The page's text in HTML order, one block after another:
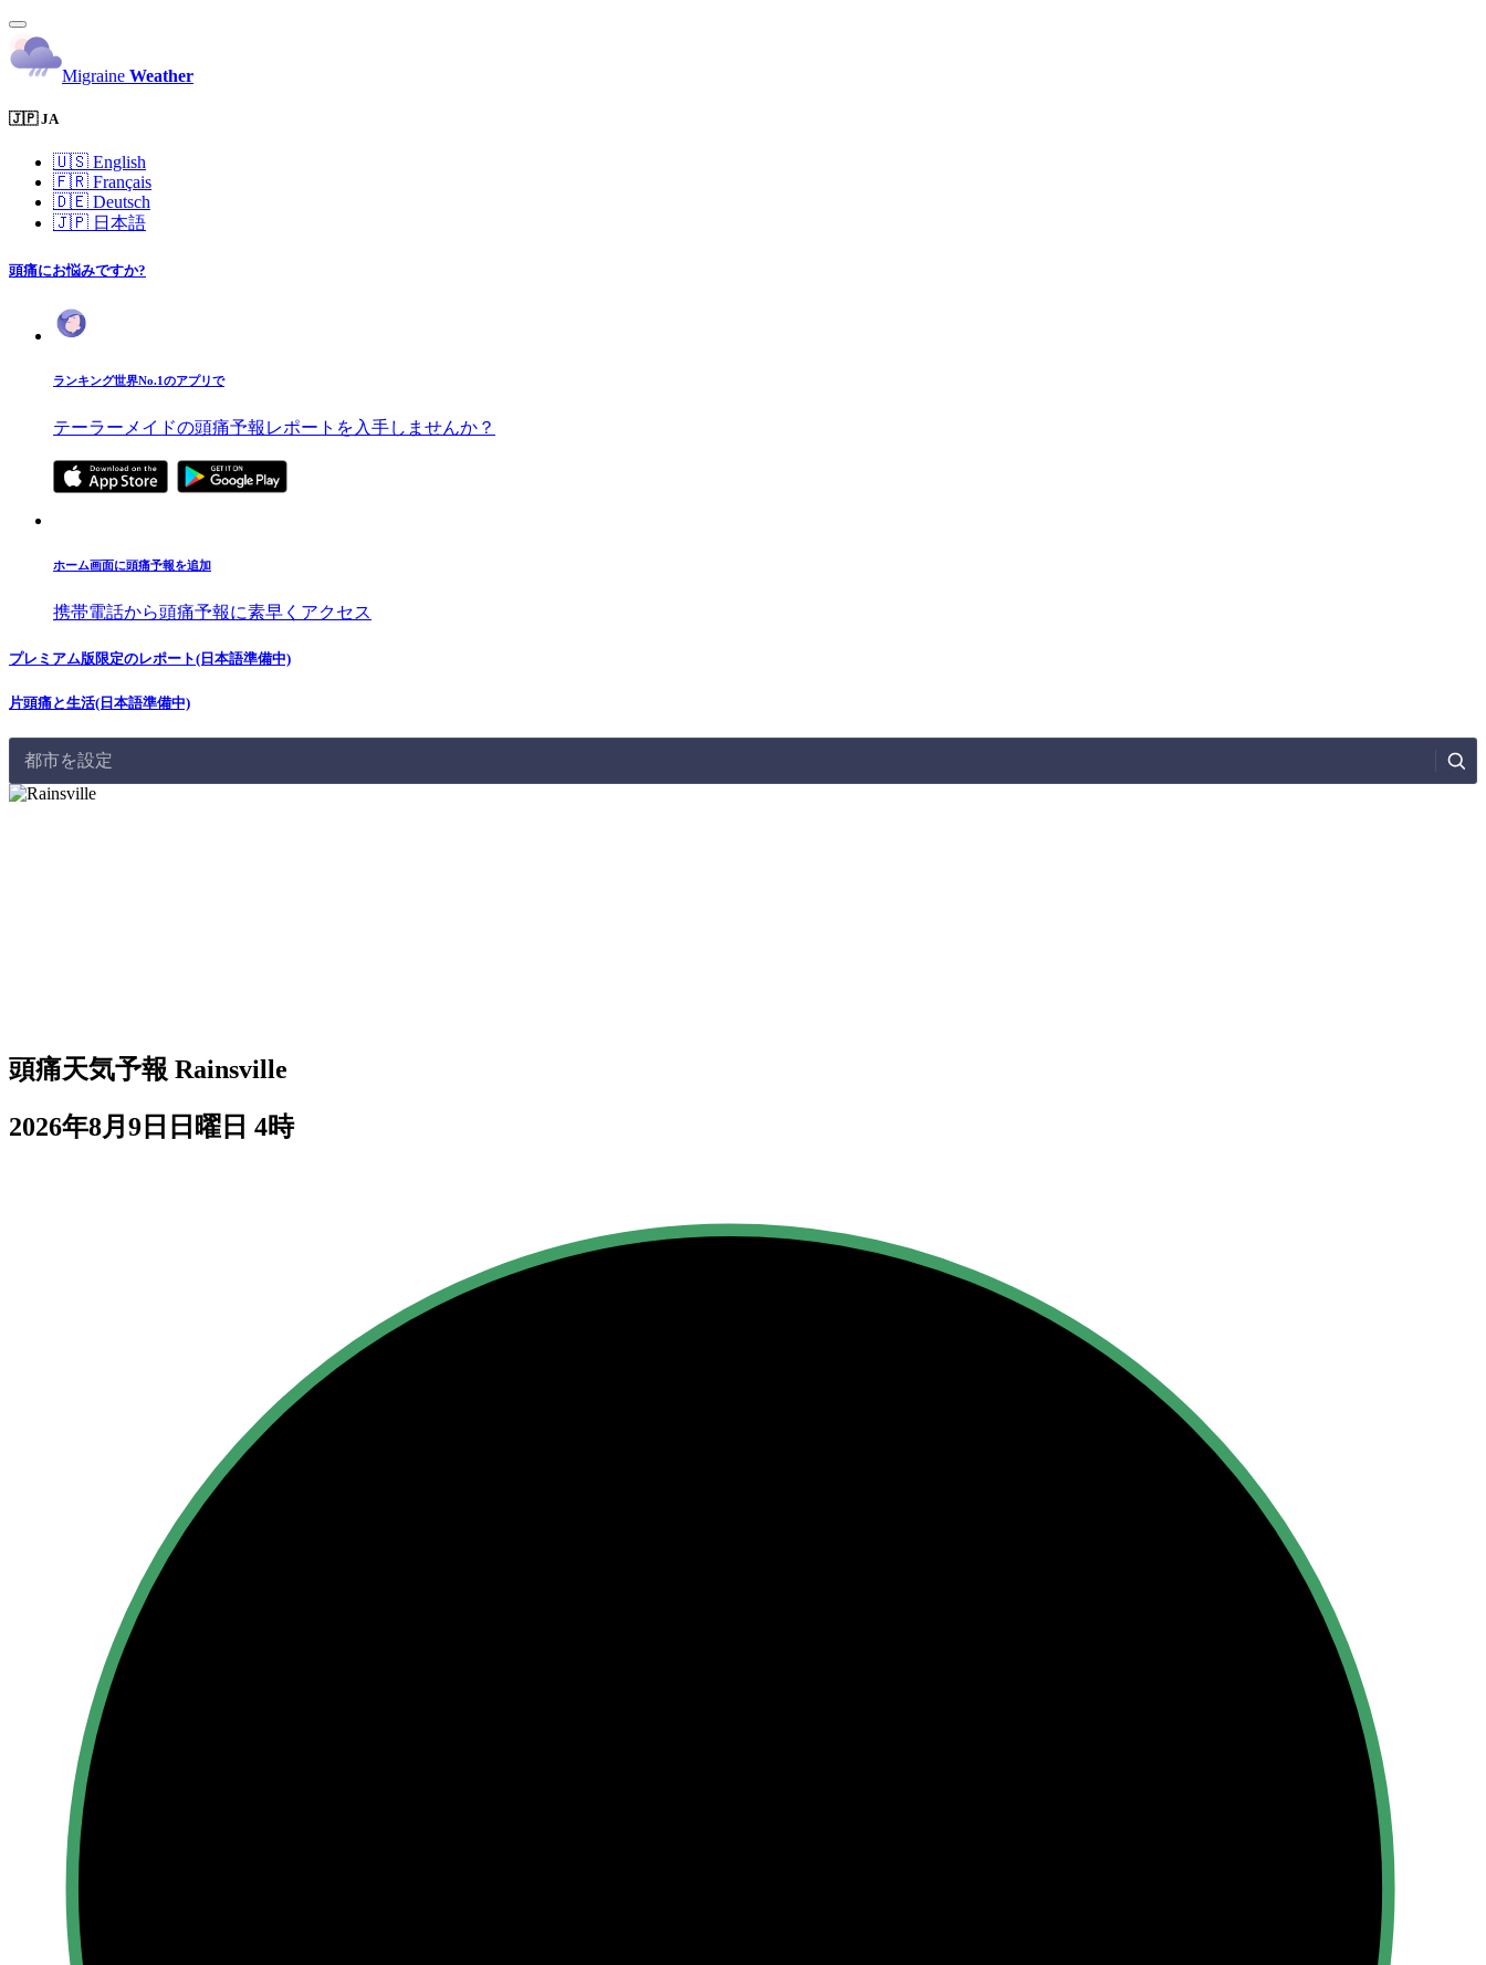
Migraine Weather
🇯🇵 JA
🇺🇸 English
🇫🇷 Français
🇩🇪 Deutsch
🇯🇵 日本語
頭痛にお悩みですか?
ランキング世界No.1のアプリで
テーラーメイドの頭痛予報レポートを入手しませんか？
ホーム画面に頭痛予報を追加
携帯電話から頭痛予報に素早くアクセス
プレミアム版限定のレポート(日本語準備中)
片頭痛と生活(日本語準備中)
都市を設定
頭痛天気予報 Rainsville
2026年8月9日日曜日 4時